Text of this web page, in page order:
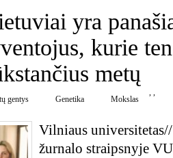
yra
kurie
metų
gentys
,
Genetika
,
Mokslas
Vilniaus
žurnalo straipsnyje